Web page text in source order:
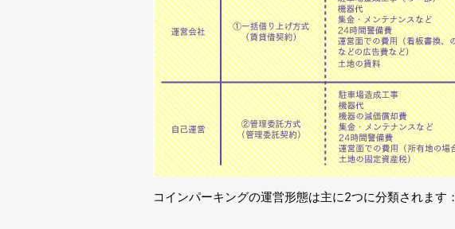
コインパーキングの運営形態は主に2つに分類されます：